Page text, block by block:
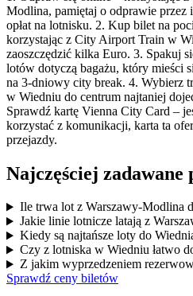
Modlina, pamiętaj o odprawie przez
opłat na lotnisku. 2. Kup bilet na
korzystając z City Airport Train w
zaoszczędzić kilka Euro. 3. Spakuj
lotów dotyczą bagażu, który mieści
na 3-dniowy city break. 4. Wybierz
w Wiedniu do centrum najtaniej
Sprawdź kartę Vienna City Card –
korzystać z komunikacji, karta ta
przejazdy.
Najczęściej zadawane
Ile trwa lot z Warszawy-Modlina
Jakie linie lotnicze latają z
Kiedy są najtańsze loty do
Czy z lotniska w Wiedniu łatwo
Z jakim wyprzedzeniem
Sprawdź ceny biletów